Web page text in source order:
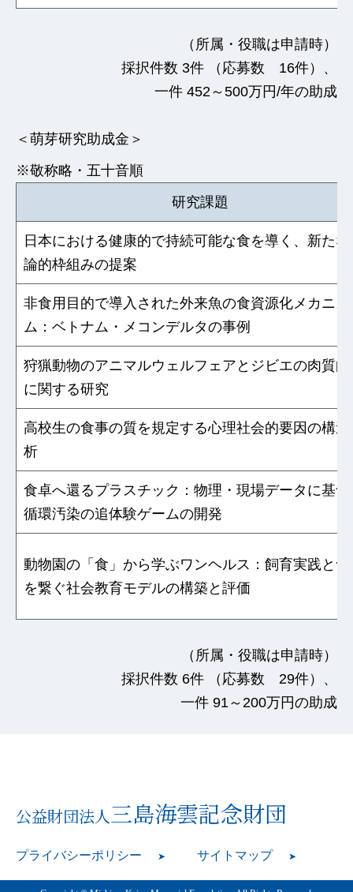
（所属・役職は申請時）
採択件数 3件 （応募数 16件）、
一件 452～500万円/年の助成
＜萌芽研究助成金＞
※敬称略・五十音順
研究課題
日本における健康的で持続可能な食を導く、新たな
論的枠組みの提案
非食用目的で導入された外来魚の食資源化メカニズ
ム：ベトナム・メコンデルタの事例
狩猟動物のアニマルウェルフェアとジビエの肉質向
に関する研究
高校生の食事の質を規定する心理社会的要因の構造
析
食卓へ還るプラスチック：物理・現場データに基づ
循環汚染の追体験ゲームの開発
動物園の「食」から学ぶワンヘルス：飼育実践と食
を繋ぐ社会教育モデルの構築と評価
（所属・役職は申請時）
採択件数 6件 （応募数 29件）、
一件 91～200万円の助成
公益財団法人三島海雲記念財団
プライバシーポリシー サイトマップ